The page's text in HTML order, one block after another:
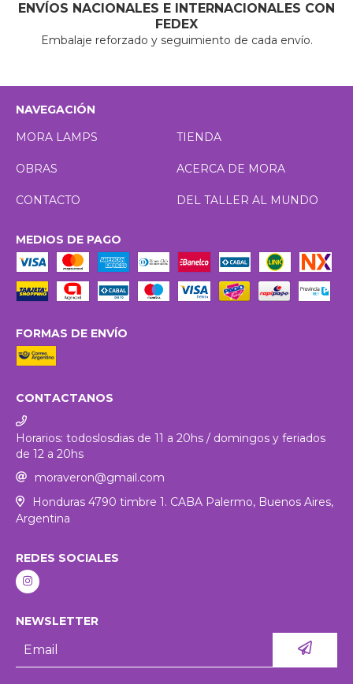
ENVÍOS NACIONALES E INTERNACIONALES CON
FEDEX
Embalaje reforzado y seguimiento de cada envío.
NAVEGACIÓN
MORA LAMPS
TIENDA
OBRAS ACERCA DE MORA
CONTACTO DEL TALLER AL MUNDO
MEDIOS DE PAGO
FORMAS DE ENVÍO
CONTACTANOS
Horarios: todoslosdias de 11 a 20hs / domingos y feriados
de 12 a 20hs
moraveron@gmail.com
Honduras 4790 timbre 1. CABA Palermo, Buenos Aires,
Argentina
REDES SOCIALES
NEWSLETTER